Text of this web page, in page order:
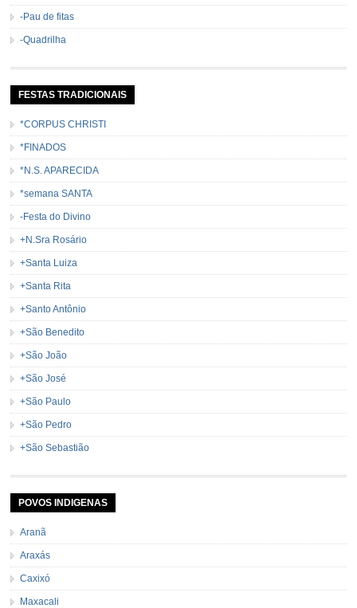
-Pau de fitas
-Quadrilha
FESTAS TRADICIONAIS
*CORPUS CHRISTI
*FINADOS
*N.S. APARECIDA
*semana SANTA
-Festa do Divino
+N.Sra Rosário
+Santa Luiza
+Santa Rita
+Santo Antônio
+São Benedito
+São João
+São José
+São Paulo
+São Pedro
+São Sebastião
POVOS INDIGENAS
Aranã
Araxás
Caxixó
Maxacali